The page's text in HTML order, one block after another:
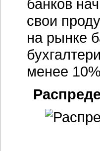
банков
свои
на рынке
менее